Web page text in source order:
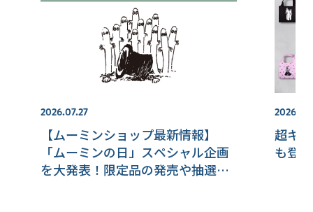
2026.07.27
【ムーミンショップ最新情報】
「ムーミンの日」スペシャル企画
を大発表！限定品の発売や抽選会
超キ
も登